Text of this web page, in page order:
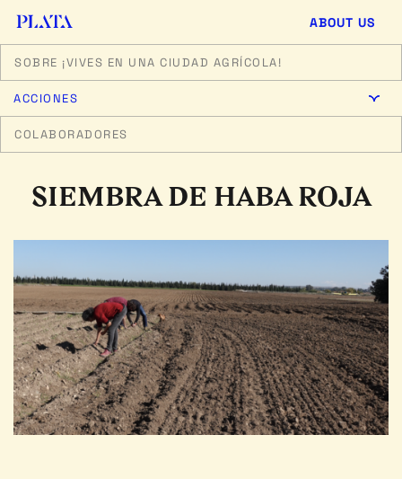
ABOUT US
SOBRE ¡VIVES EN UNA CIUDAD AGRÍCOLA!
ACCIONES
COLABORADORES
SIEMBRA DE HABA ROJA